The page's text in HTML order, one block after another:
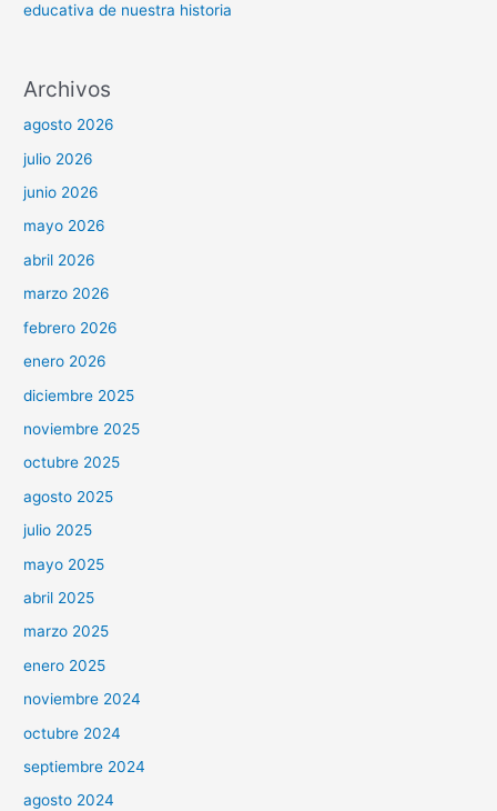
educativa de nuestra historia
Archivos
agosto 2026
julio 2026
junio 2026
mayo 2026
abril 2026
marzo 2026
febrero 2026
enero 2026
diciembre 2025
noviembre 2025
octubre 2025
agosto 2025
julio 2025
mayo 2025
abril 2025
marzo 2025
enero 2025
noviembre 2024
octubre 2024
septiembre 2024
agosto 2024